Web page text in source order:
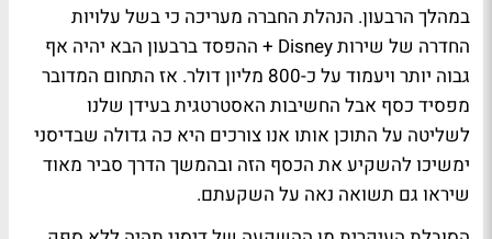
במהלך הרבעון. הנהלת החברה מעריכה כי בשל עלויות
החדרה של שירות Disney + ההפסד ברבעון הבא יהיה אף
גבוה יותר ויעמוד על כ-800 מליון דולר. אז התחום המדובר
מפסיד כסף אבל החשיבות האסטרטגית בעידן שלנו
לשליטה על התוכן אותו אנו צורכים היא כה גדולה שבדיסני
ימשיכו להשקיע את הכסף הזה ובהמשך הדרך סביר מאוד
שיראו גם תשואה נאה על השקעתם.